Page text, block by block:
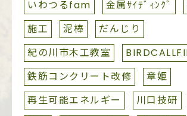
いわつるfam
金属ｻｲﾃﾞｨﾝｸﾞ
施工
泥棒
だんじり
紀の川市木工教室
鉄筋コンクリート改修
章姫
再生可能エネルギー
川口技研